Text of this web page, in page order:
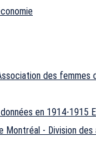
en 1914-1915
Montréal - Division des